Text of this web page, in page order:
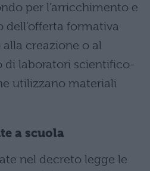
per l’arricchimento e
dell’offerta formativa
creazione o al
di laboratori scientifico-
utilizzano materiali
a scuola
nel decreto legge le